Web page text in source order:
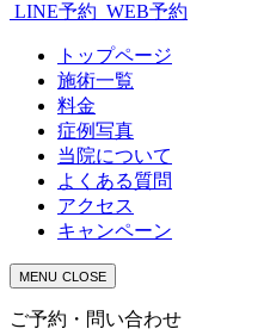
LINE予約 WEB予約
トップページ
施術一覧
料金
症例写真
当院について
よくある質問
アクセス
キャンペーン
MENU CLOSE
ご予約・問い合わせ